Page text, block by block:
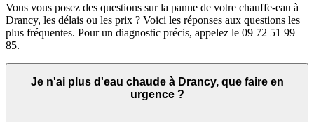
Vous vous posez des questions sur la panne de votre chauffe-eau à
Drancy, les délais ou les prix ? Voici les réponses aux questions les
plus fréquentes. Pour un diagnostic précis, appelez le 09 72 51 99
85.
Je n'ai plus d'eau chaude à Drancy, que faire en
urgence ?